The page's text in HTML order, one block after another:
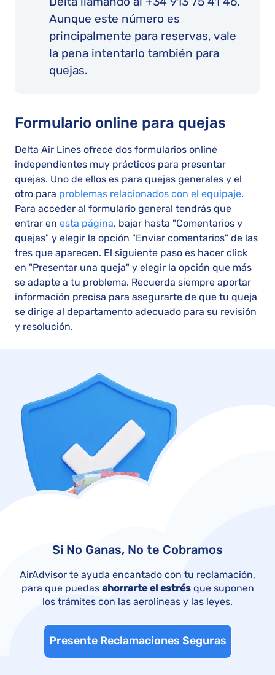
Aunque este número es
principalmente para reservas, vale
la pena intentarlo también para
quejas.
Formulario online para quejas
Delta Air Lines ofrece dos formularios online
independientes muy prácticos para presentar
quejas. Uno de ellos es para quejas generales y el
otro para problemas relacionados con el equipaje.
Para acceder al formulario general tendrás que
entrar en esta página, bajar hasta "Comentarios y
quejas" y elegir la opción "Enviar comentarios" de las
tres que aparecen. El siguiente paso es hacer click
en "Presentar una queja" y elegir la opción que más
se adapte a tu problema. Recuerda siempre aportar
información precisa para asegurarte de que tu queja
se dirige al departamento adecuado para su revisión
y resolución.
Si No Ganas, No te Cobramos
AirAdvisor te ayuda encantado con tu reclamación,
para que puedas ahorrarte el estrésque suponen
los trámites con las aerolíneas y las leyes.
Presente Reclamaciones Seguras